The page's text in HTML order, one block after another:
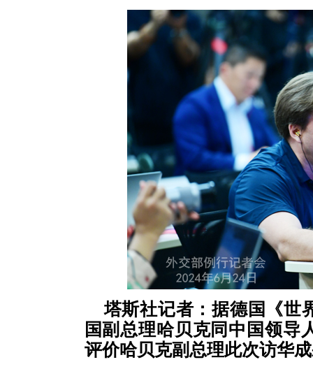
塔斯社记者：据德国《世
国副总理哈贝克同中国领导
评价哈贝克副总理此次访华